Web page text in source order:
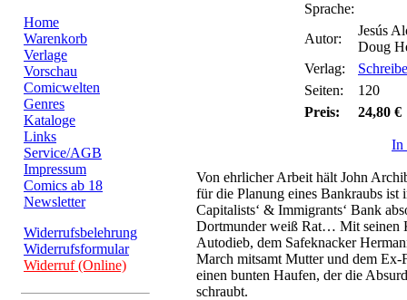
Home
Warenkorb
Verlage
Vorschau
Comicwelten
Genres
Kataloge
Links
Service/AGB
Impressum
Comics ab 18
Newsletter
Widerrufsbelehrung
Widerrufsformular
Widerruf (Online)
Sprache:
Autor:
Jesús
Doug
Verlag:
Seiten:
120
Preis:
24,80 €
In
Von ehrlicher Arbeit hält John
für die Planung eines Bankraubs ist
Capitalists‘ & Immigrants‘ Bank
Dortmunder weiß Rat… Mit seinen
Autodieb, dem Safeknacker
March mitsamt Mutter und dem
einen bunten Haufen, der die
schraubt.